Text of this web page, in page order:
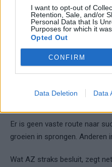
I want to opt-out of
Retention, Sale, and/or
Personal Data that Is
Purposes for which it
Opted Out
CONFIRM
Data Deletion Data
De discussie rond Correia
daarover klinkt vooral lof — en
Is dit het moment?
Een stap naar een club als
suggereert, zou een
Direct naar AZ betekent
Er is geen vaste route naar
groeien in sprongen. Anderen
Wat AZ straks besluit, zegt